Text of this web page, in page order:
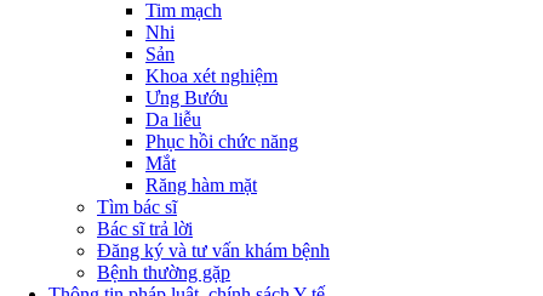
Tim mạch
Nhi
Sản
Khoa xét nghiệm
Ưng Bướu
Da liễu
Phục hồi chức năng
Mắt
Răng hàm mặt
Tìm bác sĩ
Bác sĩ trả lời
Đăng ký và tư vấn khám bệnh
Bệnh thường gặp